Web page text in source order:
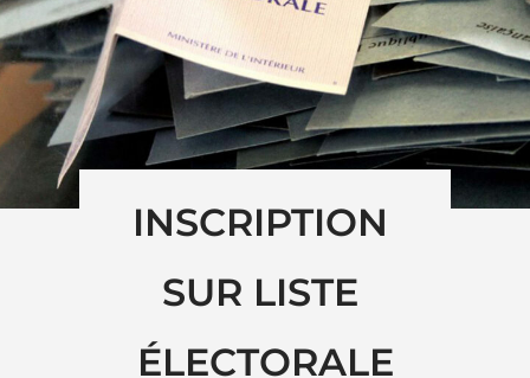
INSCRIPTION
SUR LISTE
ÉLECTORALE